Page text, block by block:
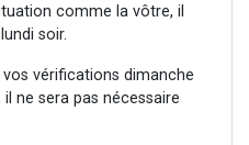
comme la vôtre, il
soir.
vérifications dimanche
ne sera pas nécessaire